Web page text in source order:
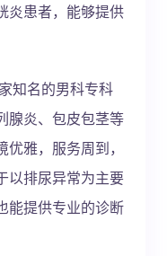
炎患者，能够提供
知名的男科专科
腺炎、包皮包茎等
雅，服务周到，
以排尿异常为主要
能提供专业的诊断